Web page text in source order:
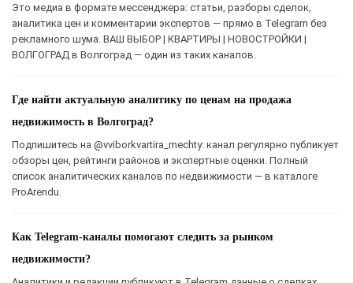
Это медиа в формате мессенджера: статьи, разборы сделок,
аналитика цен и комментарии экспертов — прямо в Telegram без
рекламного шума. ВАШ ВЫБОР | КВАРТИРЫ | НОВОСТРОЙКИ |
ВОЛГОГРАД в Волгоград — один из таких каналов.
Где найти актуальную аналитику по ценам на продажа
недвижимость в Волгоград?
Подпишитесь на @vviborkvartira_mechty: канал регулярно публикует
обзоры цен, рейтинги районов и экспертные оценки. Полный
список аналитических каналов по недвижимости — в каталоге
ProArendu.
Как Telegram-каналы помогают следить за рынком
недвижимости?